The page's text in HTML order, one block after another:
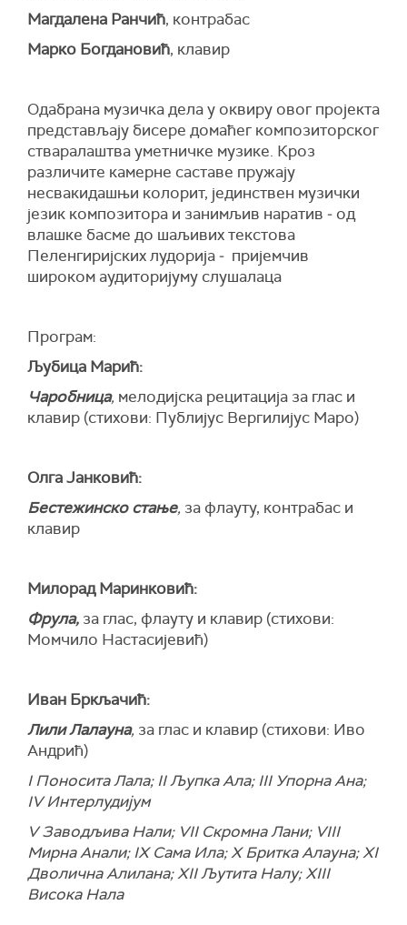
Магдалена Ранчић, контрабас
Марко Богдановић, клавир
Одабрана музичка дела у оквиру овог пројекта
представљају бисере домаћег композиторског
стваралаштва уметничке музике. Кроз
различите камерне саставе пружају
несвакидашњи колорит, јединствен музички
језик композитора и занимљив наратив ‒ од
влашке басме до шаљивих текстова
Пеленгиријских лудорија ‒ пријемчив
широком аудиторијуму слушалаца
Програм:
Љубица Марић:
Чаробница, мелодијска рецитација за глас и
клавир (стихови: Публиjус Вергилиjус Маро)
Олга Јанковић:
Бестежинско стање, за флауту, контрабас и
клавир
Милорад Маринковић:
Фрула, за глас, флауту и клавир (стихови:
Момчило Настасијевић)
Иван Бркљачић:
Лили Лалауна, за глас и клавир (стихови: Иво
Андрић)
IПоносита Лала; IIЉупка Ала; III Упорна Ана;
IVИнтерлудијум
VЗаводљива Нали; VII Скромна Лани; VIII
Мирна Анали; IXСама Ила; XБритка Алауна; XI
Дволична Алилана; XIIЉутита Налу; XIII
Висока Нала